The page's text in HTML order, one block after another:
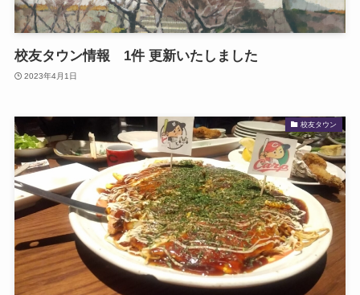
校友タウン情報 1件 更新いたしました
2023年4月1日
校友タウン